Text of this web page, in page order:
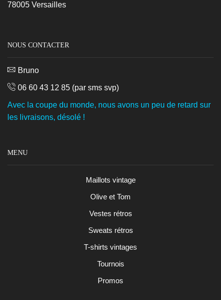
78005 Versailles
NOUS CONTACTER
Bruno
06 60 43 12 85 (par sms svp)
Avec la coupe du monde, nous avons un peu de retard sur
les livraisons, désolé !
MENU
Maillots vintage
Olive et Tom
Vestes rétros
Sweats rétros
T-shirts vintages
Tournois
Promos